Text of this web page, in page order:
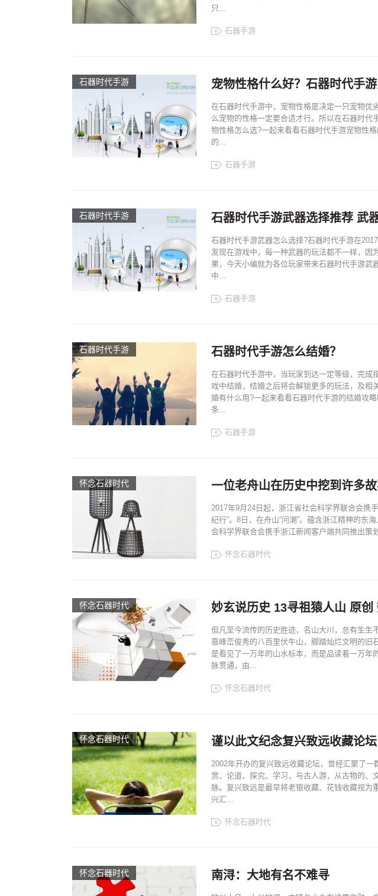
只...
石器手游
石器时代手游 宠物性格什么好？石器时代手
在石器时代手游中，宠物性格是决定一只宠物优
么宠物的性格一定要合适才行。所以在石器时代
物性格怎么选?一起来看看石器时代手游宠物性
的...
石器手游
石器时代手游 石器时代手游武器选择推荐 武
石器时代手游武器怎么选择?石器时代手游在
发现在游戏中，每一种武器的玩法都不一样，因
果，今天小编就为各位玩家带来石器时代手游武
中...
石器手游
石器时代手游 石器时代手游怎么结婚？
在石器时代手游中，当玩家到达一定等级，完成
戏中结婚，结婚之后将会解锁更多的玩法，及相
婚有什么用?一起来看看石器时代手游的结婚攻
条...
石器手游
怀念石器时代 一位老舟山在历史中挖到许多
2017年9月24日起，浙江省社会科学界联合会携
纪行”。8日，在舟山“问潮”。蕴含浙江精神的东
会科学界联合会携手浙江新闻客户端共同推出策
怀念石器时代
怀念石器时代 妙玄说历史 13寻祖猿人山 原创
但凡至今流传的历史胜迹，名山大川，总有生生
靠峰峦俊秀的八百里伏牛山，脚踏灿烂文明的旧
是看见了一万年的山水标本，而是品读着一万年
脉贯通，由...
怀念石器时代
怀念石器时代 谨以此文纪念复兴致远收藏论
2002年开办的复兴致远收藏论坛，曾经汇聚了
赏、论道、探究、学习，与古人游，从古物的、
脉。复兴致远是最早将老银收藏、花钱收藏视为
兴汇...
怀念石器时代
怀念石器时代 南浔：大地有名不难寻